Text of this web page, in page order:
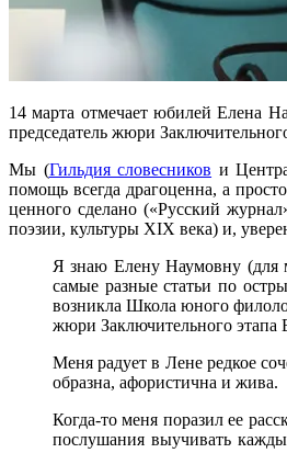
14 марта отмечает юбилей Елена
председатель жюри
Мы (Гильдия словесников и
помощь всегда драгоценна, а
ценного сделано («Русский
поэзии, культуры XIX века) и,
Я знаю Елену Наумовну (для
самые разные статьи по
возникла Школа юного
жюри Заключительного этапа
Меня радует в Лене редкое
образна, афористична и жива.
Когда-то меня поразил ее
послушания выучивать